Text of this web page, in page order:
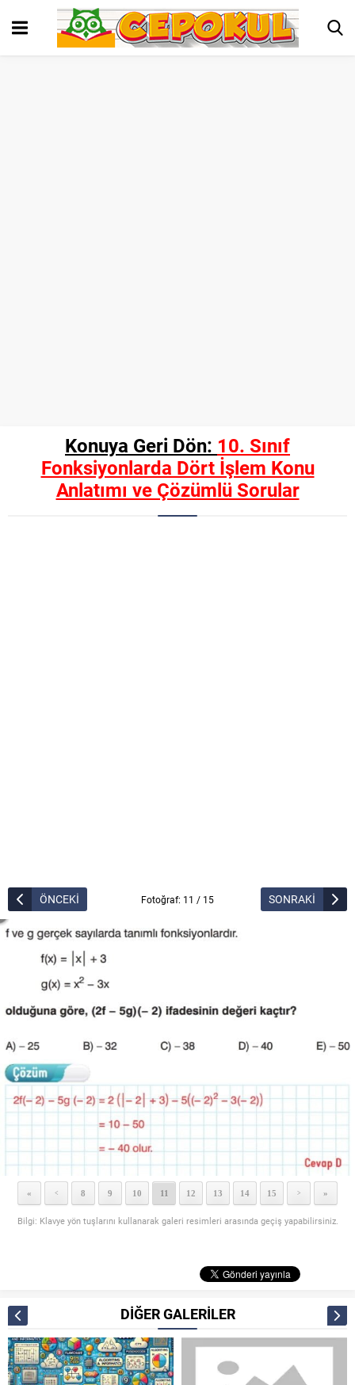
Konuya Geri Dön: 10. Sınıf
Fonksiyonlarda Dört İşlem Konu
Anlatımı ve Çözümlü Sorular
ÖNCEKİ Fotoğraf: 11 / 15 SONRAKİ
« < 8 9 10 11 12 13 14 15 > »
Bilgi: Klavye yön tuşlarını kullanarak galeri resimleri arasında geçiş yapabilirsiniz.
DİĞER GALERİLER